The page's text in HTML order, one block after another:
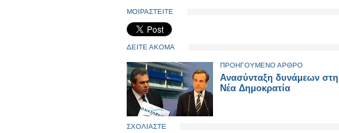
ΜΟΙΡΑΣΤΕΙΤΕ
ΔΕΙΤΕ ΑΚΟΜΑ
ΠΡΟΗΓΟΥΜΕΝΟ ΑΡΘΡΟ
Ανασύνταξη δυνάμεων στη
Νέα Δημοκρατία
ΣΧΟΛΙΑΣΤΕ